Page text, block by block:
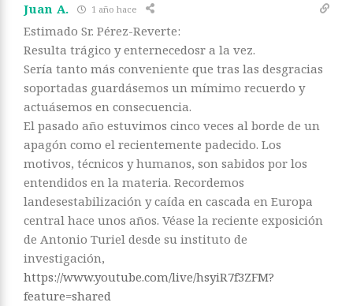
Juan A. 1 año hace
Estimado Sr. Pérez-Reverte:
Resulta trágico y enternecedosr a la vez.
Sería tanto más conveniente que tras las desgracias
soportadas guardásemos un mímimo recuerdo y
actuásemos en consecuencia.
El pasado año estuvimos cinco veces al borde de un
apagón como el recientemente padecido. Los
motivos, técnicos y humanos, son sabidos por los
entendidos en la materia. Recordemos
landesestabilización y caída en cascada en Europa
central hace unos años. Véase la reciente exposición
de Antonio Turiel desde su instituto de
investigación,
https://www.youtube.com/live/hsyiR7f3ZFM?
feature=shared